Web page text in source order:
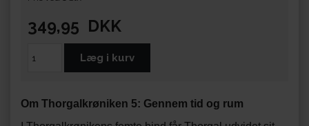
349,95 DKK
Om Thorgalkrøniken 5: Gennem tid og rum